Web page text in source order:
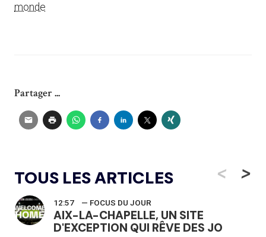
monde
Partager ...
TOUS LES ARTICLES <
12:57 — FOCUS DU JOUR
AIX-LA-CHAPELLE, UN SITE
D'EXCEPTION QUI RÊVE DES JO
>